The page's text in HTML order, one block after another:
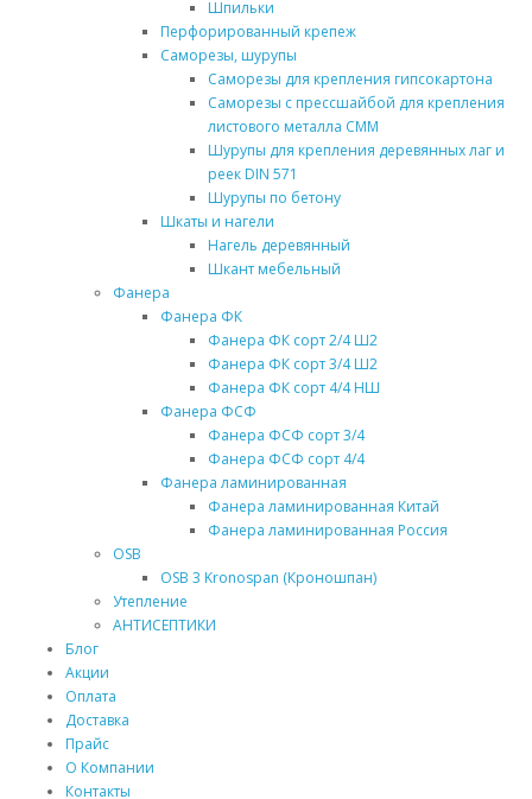
Шпильки
Перфорированный крепеж
Саморезы, шурупы
Саморезы для крепления гипсокартона
Саморезы с прессшайбой для крепления
листового металла СММ
Шурупы для крепления деревянных лаг и
реек DIN 571
Шурупы по бетону
Шкаты и нагели
Нагель деревянный
Шкант мебельный
Фанера
Фанера ФК
Фанера ФК сорт 2/4 Ш2
Фанера ФК сорт 3/4 Ш2
Фанера ФК сорт 4/4 НШ
Фанера ФСФ
Фанера ФСФ сорт 3/4
Фанера ФСФ сорт 4/4
Фанера ламинированная
Фанера ламинированная Китай
Фанера ламинированная Россия
OSB
OSB 3 Kronospan (Кроношпан)
Утепление
АНТИСЕПТИКИ
Блог
Акции
Оплата
Доставка
Прайс
О Компании
Контакты